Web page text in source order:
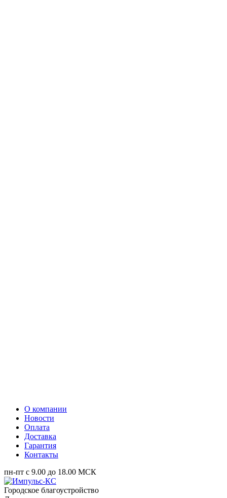
О компании
Новости
Оплата
Доставка
Гарантия
Контакты
пн-пт с 9.00 до 18.00 МСК
Городское благоустройство